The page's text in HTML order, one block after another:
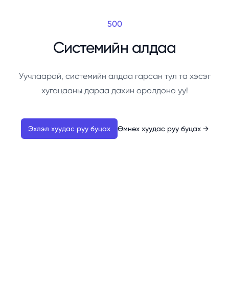
500
Системийн алдаа
Уучлаарай, системийн алдаа гарсан тул та хэсэг
хугацааны дараа дахин оролдоно уу!
Эхлэл хуудас руу буцах Өмнөх хуудас руу буцах →